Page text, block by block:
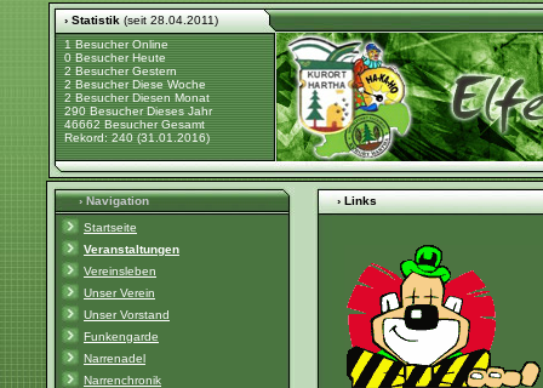
› Statistik (seit 28.04.2011)
1 Besucher Online
0 Besucher Heute
2 Besucher Gestern
2 Besucher Diese Woche
2 Besucher Diesen Monat
290 Besucher Dieses Jahr
46662 Besucher Gesamt
Rekord: 240 (31.01.2016)
› Navigation
Startseite
Veranstaltungen
Vereinsleben
Unser Verein
Unser Vorstand
Funkengarde
Narrenadel
Narrenchronik
› Links